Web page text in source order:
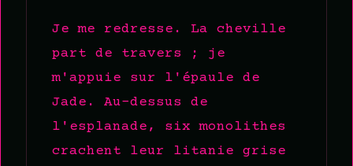
Je me redresse. La cheville
part de travers ; je
m'appuie sur l'épaule de
Jade. Au-dessus de
l'esplanade, six monolithes
crachent leur litanie grise